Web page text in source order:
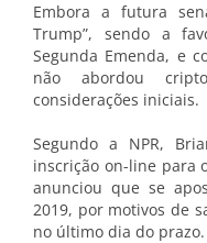
Embora a futura
Trump”, sendo a
Segunda Emenda, e
não abordou
considerações iniciais.
Segundo a NPR,
inscrição on-line para
anunciou que se
2019, por motivos de
no último dia do prazo.